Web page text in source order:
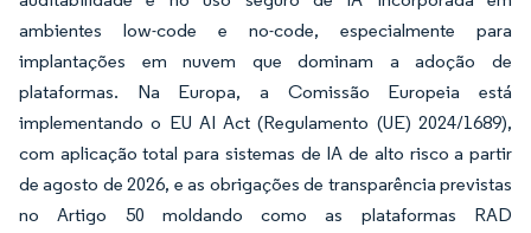
ambientes low-code e no-code, especialmente para
implantações em nuvem que dominam a adoção de
plataformas. Na Europa, a Comissão Europeia está
implementando o EU AI Act (Regulamento (UE) 2024/1689),
com aplicação total para sistemas de IA de alto risco a partir
de agosto de 2026, e as obrigações de transparência previstas
no Artigo 50 moldando como as plataformas RAD